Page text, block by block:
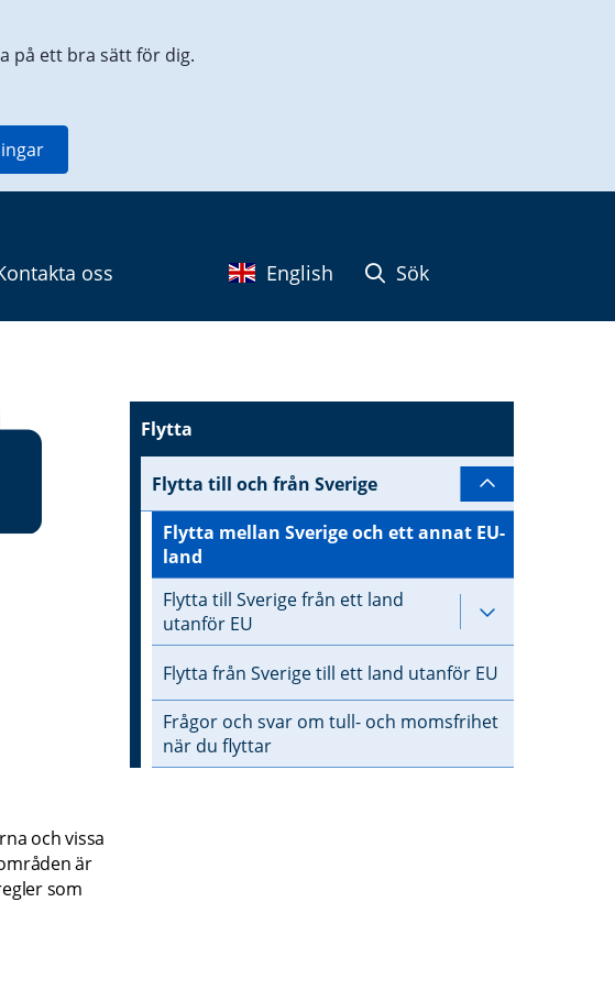
på ett bra sätt för dig.
oss English Sök
och vissa
är
som
Flytta
Flytta till och från Sverige
Flytta mellan Sverige och ett annat EU-
land
Flytta till Sverige från ett land
utanför EU
Flytta från Sverige till ett land utanför EU
Frågor och svar om tull- och momsfrihet
när du flyttar